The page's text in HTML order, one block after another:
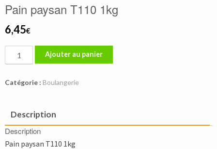
Pain paysan T110 1kg
6,45€
quantité
de
paysan
1kg
Ajouter au panier
Catégorie : Boulangerie
Description
Description
Pain paysan T110 1kg